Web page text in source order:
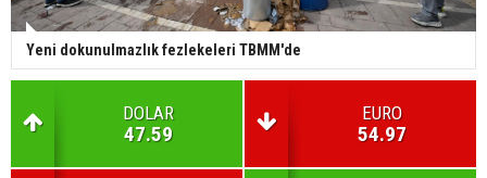
Yeni dokunulmazlık fezlekeleri TBMM'de
DOLAR
47.59
EURO
54.97